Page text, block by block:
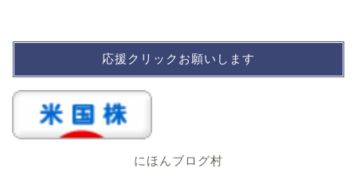
応援クリックお願いします
にほんブログ村